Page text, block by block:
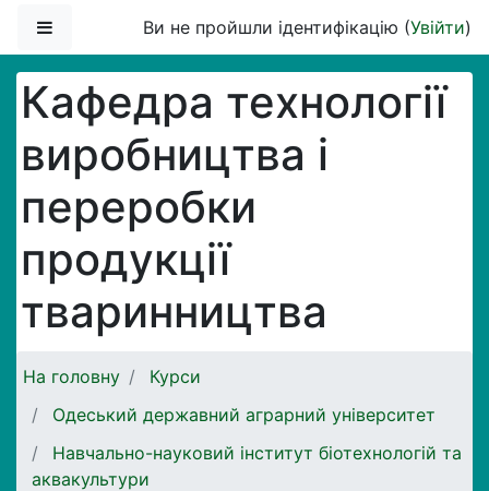
Бокова панельВи не пройшли ідентифікацію (Увійти)
Кафедра технології
виробництва і
переробки
продукції
тваринництва
На головну
Курси
Одеський державний аграрний університет
Навчально-науковий інститут біотехнологій та
аквакультури